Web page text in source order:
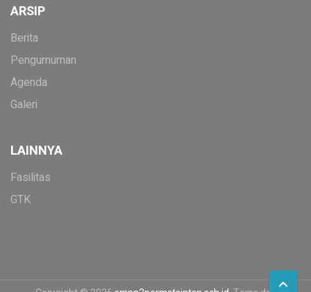
ARSIP
Berita
Pengumuman
Agenda
Galeri
LAINNYA
Fasilitas
GTK